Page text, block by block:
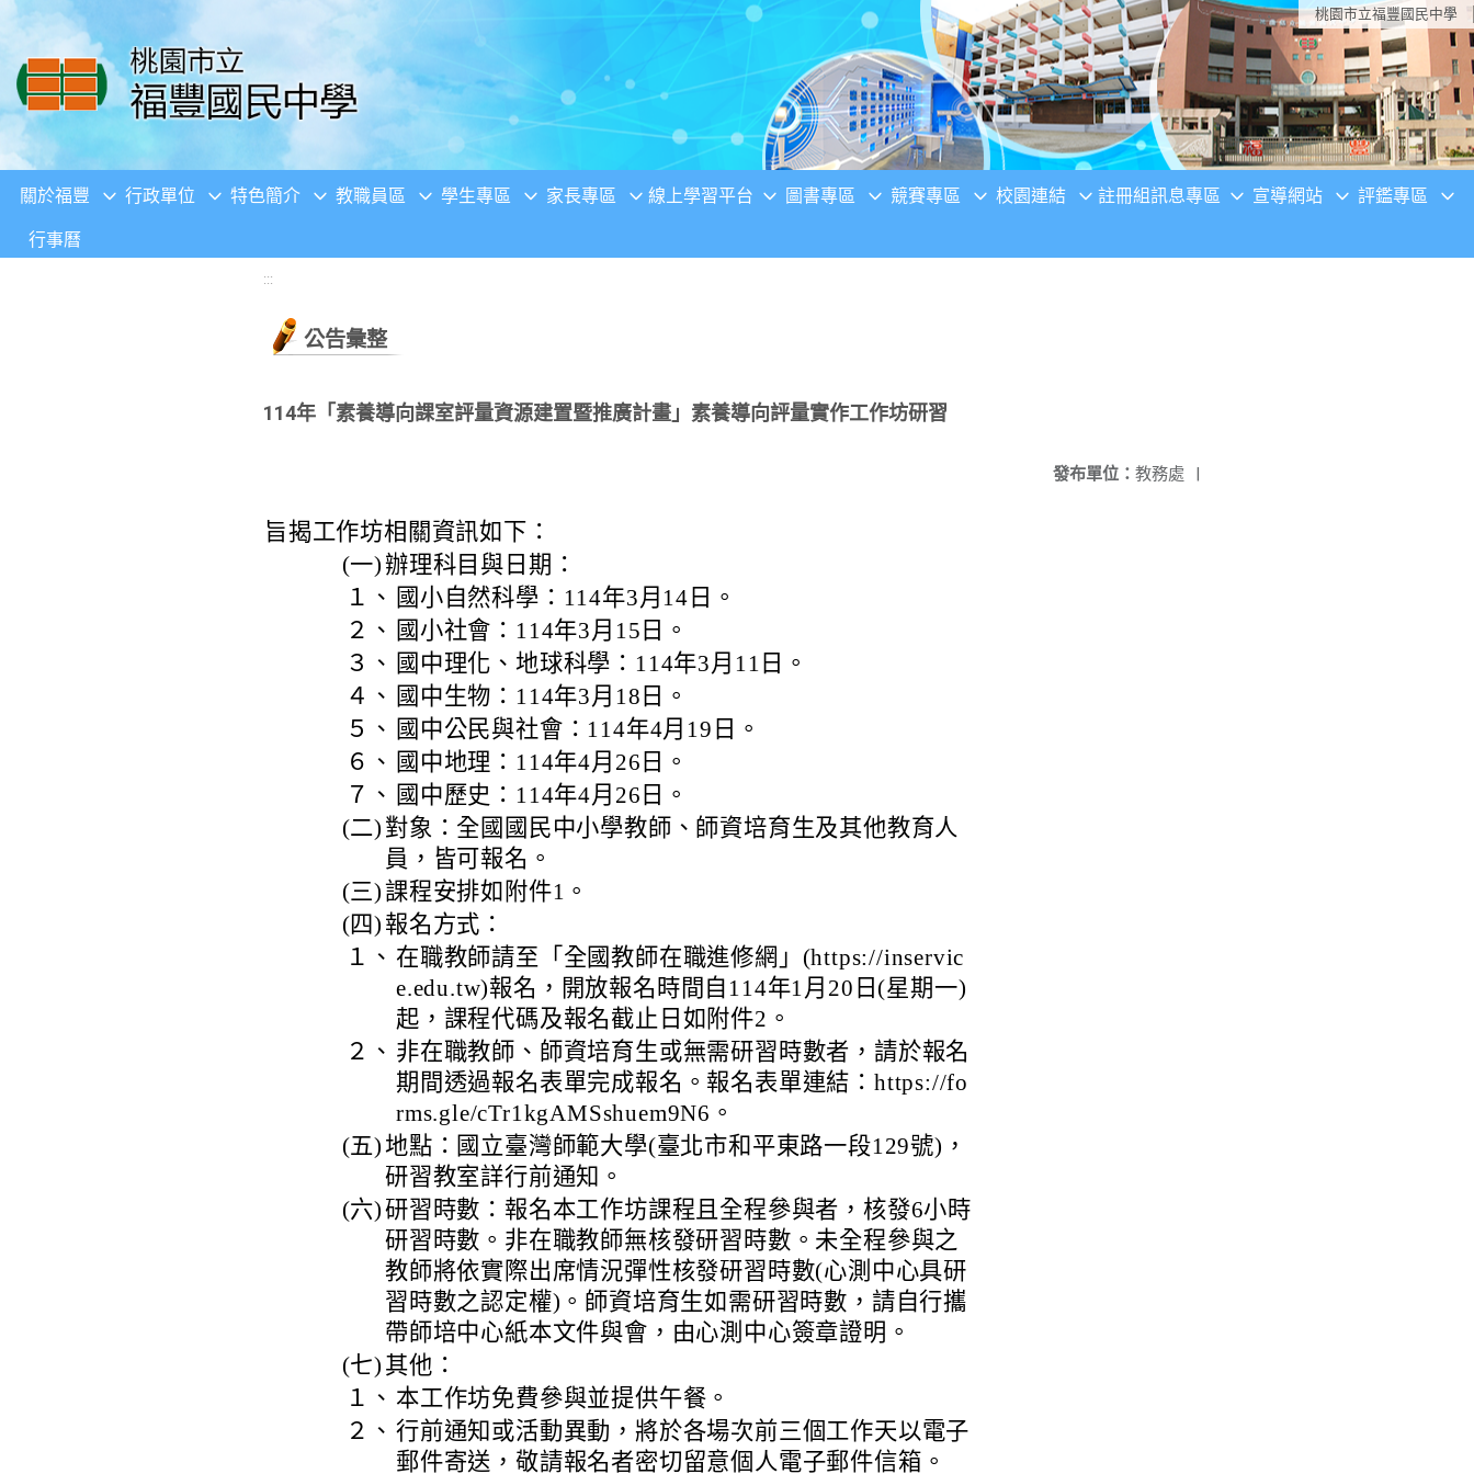
移至網頁之主要內容區位置 桃園市立福豐國民中學
關於福豐 行政單位 特色簡介 教職員區 學生專區 家長專區 線上學習平台 圖書專區 競賽專區 校園連結 註冊組訊息專區 宣導網站 評鑑專區
行事曆
:::
公告彙整
114年「素養導向課室評量資源建置暨推廣計畫」素養導向評量實作工作坊研習
發布單位： 教務處 |
旨揭工作坊相關資訊如下：
(一)辦理科目與日期：
１、 國小自然科學：114年3月14日。
２、 國小社會：114年3月15日。
３、 國中理化、地球科學：114年3月11日。
４、 國中生物：114年3月18日。
５、 國中公民與社會：114年4月19日。
６、 國中地理：114年4月26日。
７、 國中歷史：114年4月26日。
(二) 對象：全國國民中小學教師、師資培育生及其他教育人
員，皆可報名。
(三)課程安排如附件1。
(四) 報名方式：
１、 在職教師請至「全國教師在職進修網」(https://inservic
e.edu.tw)報名，開放報名時間自114年1月20日(星期一)
起，課程代碼及報名截止日如附件2。
２、 非在職教師、師資培育生或無需研習時數者，請於報名
期間透過報名表單完成報名。報名表單連結：https://fo
rms.gle/cTr1kgAMSshuem9N6。
(五)地點：國立臺灣師範大學(臺北市和平東路一段129號)，
研習教室詳行前通知。
(六)研習時數：報名本工作坊課程且全程參與者，核發6小時
研習時數。非在職教師無核發研習時數。未全程參與之
教師將依實際出席情況彈性核發研習時數(心測中心具研
習時數之認定權)。師資培育生如需研習時數，請自行攜
帶師培中心紙本文件與會，由心測中心簽章證明。
(七) 其他：
１、 本工作坊免費參與並提供午餐。
２、 行前通知或活動異動，將於各場次前三個工作天以電子
郵件寄送，敬請報名者密切留意個人電子郵件信箱。